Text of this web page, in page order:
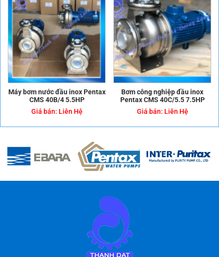
Máy bơm nước đầu inox Pentax
CMS 40B/4 5.5HP
Giá bán: Liên Hệ
Bơm công nghiệp đầu inox
Pentax CMS 40C/5.5 7.5HP
Giá bán: Liên Hệ